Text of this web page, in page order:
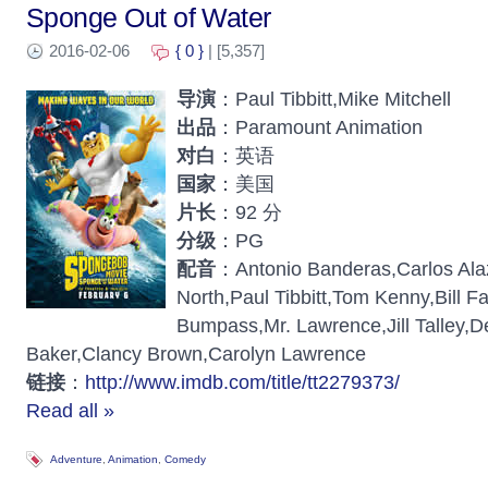
Sponge Out of Water
2016-02-06 { 0 } | [5,357]
导演 ：Paul Tibbitt,Mike Mitchell
出品 ：Paramount Animation
对白 ：英语
国家 ：美国
片长 ：92 分
分级 ：PG
配音 ：Antonio Banderas,Carlos
North,Paul Tibbitt,Tom Kenny,Bill
Bumpass,Mr. Lawrence,Jill
Baker,Clancy Brown,Carolyn Lawrence
链接 ： http://www.imdb.com/title/tt2279373/
Read all »
Adventure Animation Comedy